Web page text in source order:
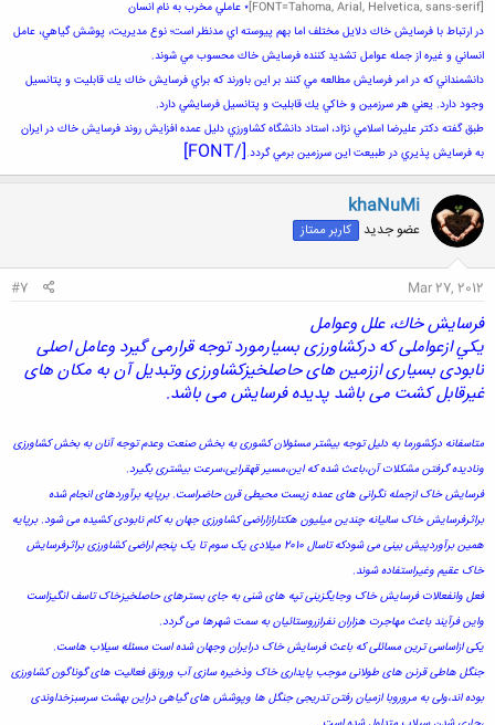
[FONT=Tahoma, Arial, Helvetica, sans-serif]
٭ عاملي مخرب به نام انسان
در ارتباط با فرسايش خاك دلايل مختلف اما بهم پيوسته اي مدنظر است؛ نوع مديريت، پوشش گياهي، عامل
انساني و غيره از جمله عوامل تشديد كننده فرسايش خاك محسوب مي شوند.
دانشمنداني كه در امر فرسايش مطالعه مي كنند بر اين باورند كه براي فرسايش خاك يك قابليت و پتانسيل
وجود دارد. يعني هر سرزمين و خاكي يك قابليت و پتانسيل فرسايشي دارد.
طبق گفته دكتر عليرضا اسلامي نژاد، استاد دانشگاه كشاورزي دليل عمده افزايش روند فرسايش خاك در ايران
به فرسايش پذيري در طبيعت اين سرزمين برمي گردد.
[/FONT]
khaNuMi
عضو جدید کاربر ممتاز
Mar 27, 2012
#7
فرسايش خاك، علل وعوامل
يكي ازعواملی که درکشاورزی بسیارمورد توجه قرارمی گیرد وعامل اصلی
نابودی بسیاری اززمین های حاصلخیزکشاورزی وتبدیل آن به مکان های
غیرقابل کشت می باشد پدیده فرسایش می باشد.
متاسفانه درکشورما به دلیل توجه بیشتر مسئولان کشوری به بخش صنعت وعدم توجه آنان به بخش کشاورزی
ونادیده گرفتن مشکلات آن،باعث شده که این،مسیر قهقرایی،سرعت بیشتری بگیرد.
فرسایش خاک ازجمله نگرانی های عمده زیست محیطی قرن حاضراست. برپایه برآوردهای انجام شده
براثرفرسایش خاک سالیانه چندین میلیون هکتارازاراضی کشاورزی جهان به کام نابودی کشیده می شود. برپایه
همین برآوردپیش بینی می شودکه تاسال 2010 میلادی یک سوم تا یک پنجم اراضی کشاورزی براثرفرسایش
خاک عقیم وغیراستفاده شوند.
فعل وانفعالات فرسایش خاک وجایگزینی تپه های شنی به جای بسترهای حاصلخیزخاک تاسف انگیزاست
واین فرآیند باعث مهاجرت هزاران نفرازروستائیان به سمت شهرها می گردد.
یکی ازاساسی ترین مسائلی که باعث فرسایش خاک درایران وجهان شده است مسئله سیلاب هاست.
جنگل هاطی قرنن های طولانی موجب پایداری خاک وذخیره سازی آب ورونق فعالیت های گوناگون کشاورزی
بوده اند،ولی به مروروبا ازمیان رفتن تدریجی جنگل ها وپوشش های گیاهی دراین بهشت سرسبزخداوندی